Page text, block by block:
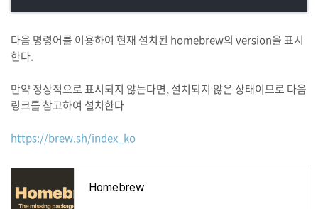
다음 명령어를 이용하여 현재 설치된 homebrew의 version을 표시
한다.
만약 정상적으로 표시되지 않는다면, 설치되지 않은 상태이므로 다음
링크를 참고하여 설치한다
https://brew.sh/index_ko
Homebrew